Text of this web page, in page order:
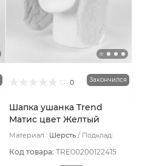
0 Закончился
Шапка ушанка Trend
Матис цвет Желтый
яркий размер 56-58
Материал : Шерсть
Подклад:
Код товара: TRE00200122415